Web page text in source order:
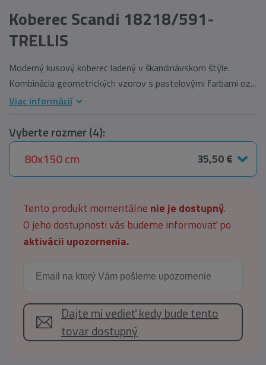
Koberec Scandi 18218/591-
TRELLIS
Moderný kusový koberec ladený v škandinávskom štýle.
Kombinácia geometrických vzorov s pastelovými farbami oz...
Viac informácií
Vyberte rozmer (4):
80x150 cm
35,50 €
Tento produkt momentálne nie je dostupný.
O jeho dostupnosti vás budeme informovať po
aktivácii upozornenia.
Dajte mi vedieť kedy bude tento
tovar dostupný